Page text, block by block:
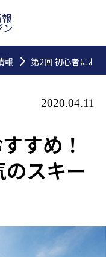
ン
報 第2回 初心者にお
2020.04.11
すめ！
スキー